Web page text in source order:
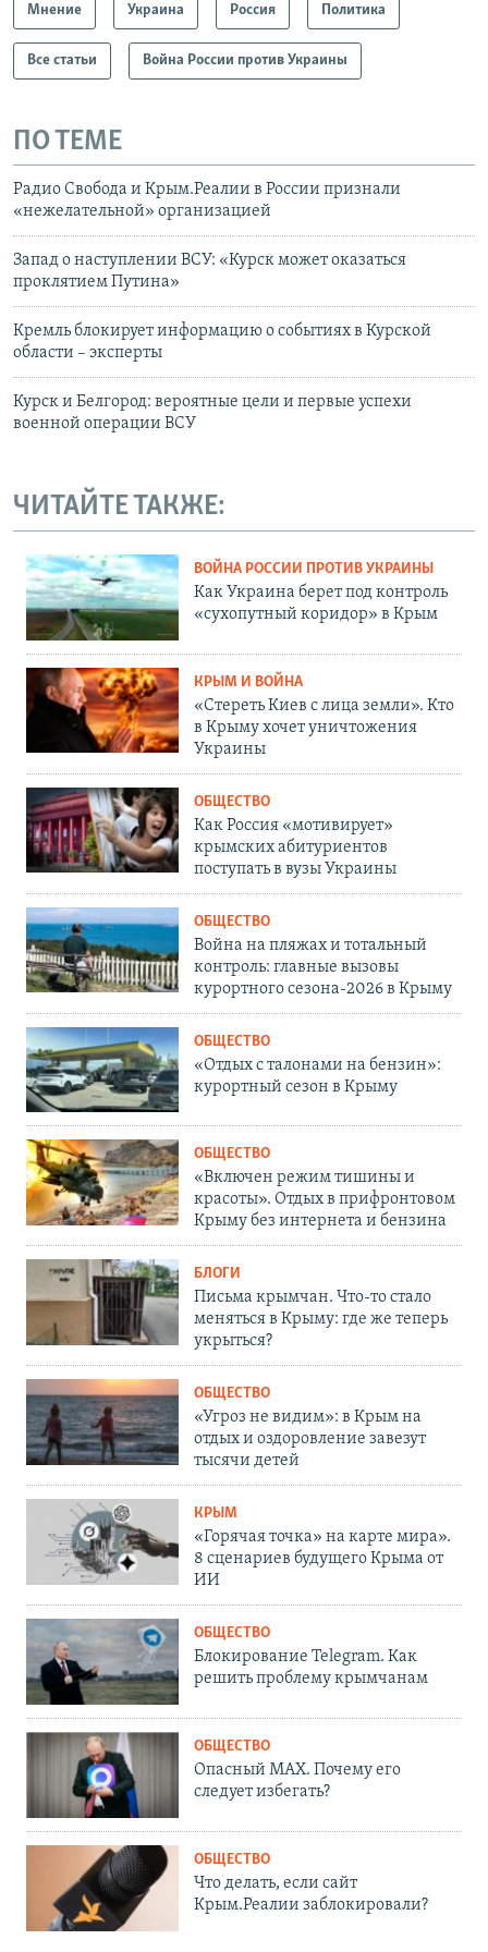
Мнение Украина Россия Политика
Все статьи Война России против Украины
ПО ТЕМЕ
Радио Свобода и Крым.Реалии в России признали
«нежелательной» организацией
Запад о наступлении ВСУ: «Курск может оказаться
проклятием Путина»
Кремль блокирует информацию о событиях в Курской
области – эксперты
Курск и Белгород: вероятные цели и первые успехи
военной операции ВСУ
ЧИТАЙТЕ ТАКЖЕ:
ВОЙНА РОССИИ ПРОТИВ УКРАИНЫ
Как Украина берет под контроль
«сухопутный коридор» в Крым
КРЫМ И ВОЙНА
«Стереть Киев с лица земли». Кто
в Крыму хочет уничтожения
Украины
ОБЩЕСТВО
Как Россия «мотивирует»
крымских абитуриентов
поступать в вузы Украины
ОБЩЕСТВО
Война на пляжах и тотальный
контроль: главные вызовы
курортного сезона-2026 в Крыму
ОБЩЕСТВО
«Отдых с талонами на бензин»:
курортный сезон в Крыму
ОБЩЕСТВО
«Включен режим тишины и
красоты». Отдых в прифронтовом
Крыму без интернета и бензина
БЛОГИ
Письма крымчан. Что-то стало
меняться в Крыму: где же теперь
укрыться?
ОБЩЕСТВО
«Угроз не видим»: в Крым на
отдых и оздоровление завезут
тысячи детей
КРЫМ
«Горячая точка» на карте мира».
8 сценариев будущего Крыма от
ИИ
ОБЩЕСТВО
Блокирование Telegram. Как
решить проблему крымчанам
ОБЩЕСТВО
Опасный MAX. Почему его
следует избегать?
ОБЩЕСТВО
Что делать, если сайт
Крым.Реалии заблокировали?